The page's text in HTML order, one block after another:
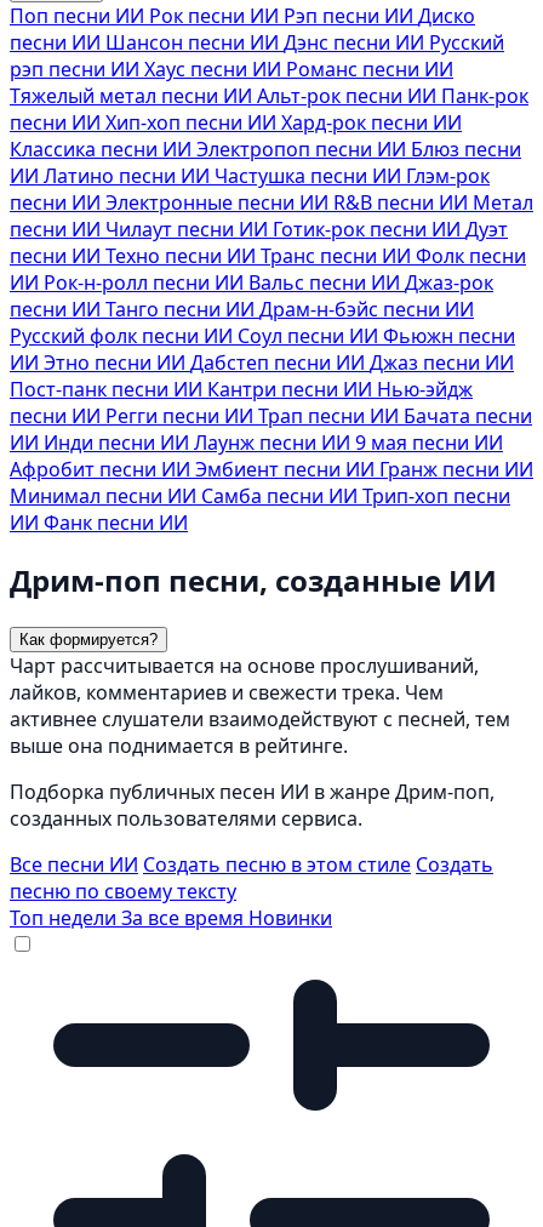
Поп песни ИИ Рок песни ИИ Рэп песни ИИ Диско
песни ИИ Шансон песни ИИ Дэнс песни ИИ Русский
рэп песни ИИ Хаус песни ИИ Романс песни ИИ
Тяжелый метал песни ИИ Альт-рок песни ИИ Панк-рок
песни ИИ Хип-хоп песни ИИ Хард-рок песни ИИ
Классика песни ИИ Электропоп песни ИИ Блюз песни
ИИ Латино песни ИИ Частушка песни ИИ Глэм-рок
песни ИИ Электронные песни ИИ R&B песни ИИ Метал
песни ИИ Чилаут песни ИИ Готик-рок песни ИИ Дуэт
песни ИИ Техно песни ИИ Транс песни ИИ Фолк песни
ИИ Рок-н-ролл песни ИИ Вальс песни ИИ Джаз-рок
песни ИИ Танго песни ИИ Драм-н-бэйс песни ИИ
Русский фолк песни ИИ Соул песни ИИ Фьюжн песни
ИИ Этно песни ИИ Дабстеп песни ИИ Джаз песни ИИ
Пост-панк песни ИИ Кантри песни ИИ Нью-эйдж
песни ИИ Регги песни ИИ Трап песни ИИ Бачата песни
ИИ Инди песни ИИ Лаунж песни ИИ 9 мая песни ИИ
Афробит песни ИИ Эмбиент песни ИИ Гранж песни ИИ
Минимал песни ИИ Самба песни ИИ Трип-хоп песни
ИИ Фанк песни ИИ
Дрим-поп песни, созданные ИИ
Как формируется?
Чарт рассчитывается на основе прослушиваний,
лайков, комментариев и свежести трека. Чем
активнее слушатели взаимодействуют с песней, тем
выше она поднимается в рейтинге.
Подборка публичных песен ИИ в жанре Дрим-поп,
созданных пользователями сервиса.
Все песни ИИ Создать песню в этом стиле Создать
песню по своему тексту
Топ недели За все время Новинки